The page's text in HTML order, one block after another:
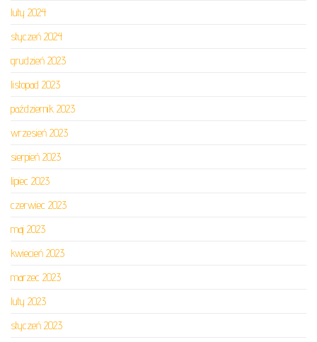
luty 2024
styczeń 2024
grudzień 2023
listopad 2023
październik 2023
wrzesień 2023
sierpień 2023
lipiec 2023
czerwiec 2023
maj 2023
kwiecień 2023
marzec 2023
luty 2023
styczeń 2023